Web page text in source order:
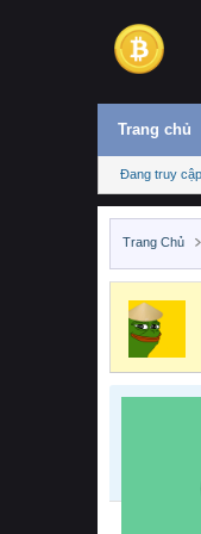
Trang chủ
Đang truy cập
Trang Chủ